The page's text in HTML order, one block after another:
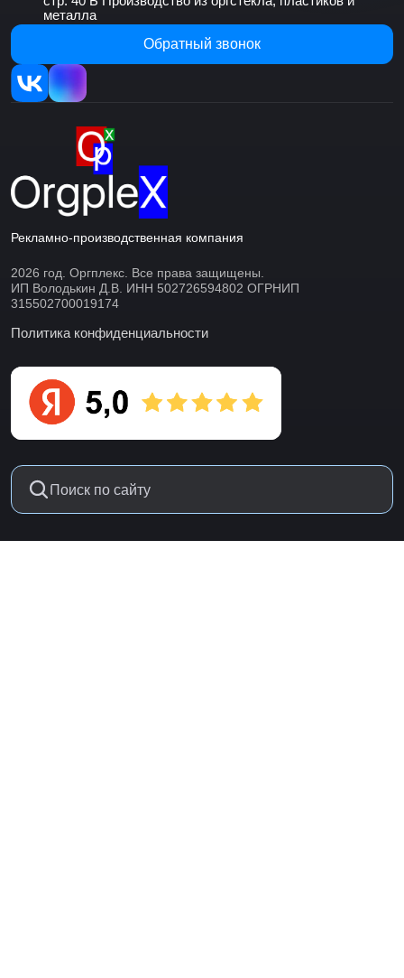
металла
Обратный звонок
Рекламно-производственная компания
2026 год. Оргплекс. Все права защищены.
ИП Володькин Д.В. ИНН 502726594802 ОГРНИП
315502700019174
Политика конфиденциальности